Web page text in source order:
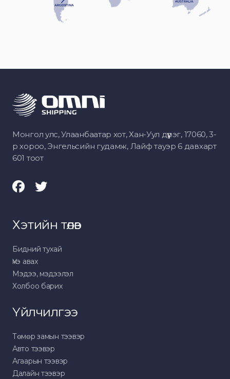
Монгол улс, Улаанбаатар хот, Хан-Уул дүүрэг, 17060, 3-
р хороо, Энгельсийн гудамж, Лайф тауэр 6 давхарт
601 тоот
Хэтийн төлөв
Бидний тухай
Үнэ авах
Мэдээ, мэдээлэл
Холбоо барих
Үйлчилгээ
Төмөр замын тээвэр
Авто тээвэр
Агаарын тээвэр
Далайн тээвэр